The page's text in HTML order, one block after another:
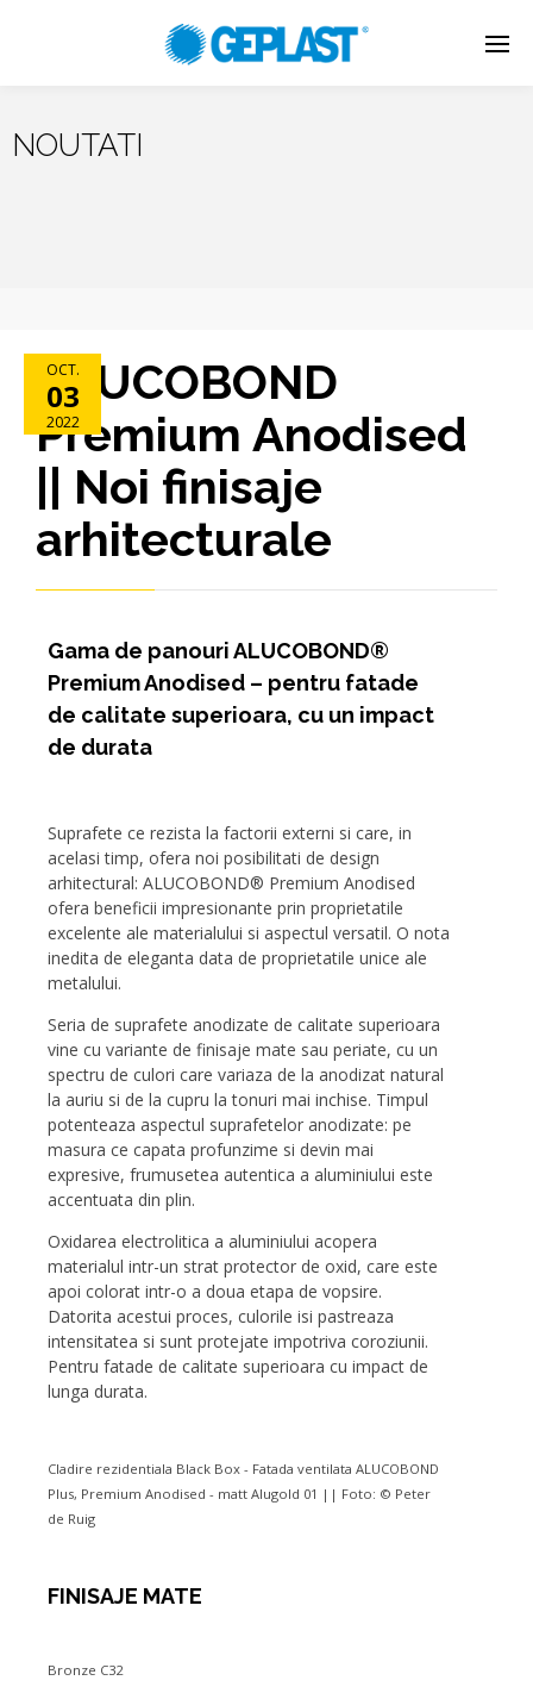
NOUTATI
OCT.
03
2022
ALUCOBOND
Premium Anodised
|| Noi finisaje
arhitecturale
Gama de panouri ALUCOBOND®
Premium Anodised – pentru fatade
de calitate superioara, cu un impact
de durata
Suprafete ce rezista la factorii externi si care, in
acelasi timp, ofera noi posibilitati de design
arhitectural: ALUCOBOND® Premium Anodised
ofera beneficii impresionante prin proprietatile
excelente ale materialului si aspectul versatil. O nota
inedita de eleganta data de proprietatile unice ale
metalului.
Seria de suprafete anodizate de calitate superioara
vine cu variante de finisaje mate sau periate, cu un
spectru de culori care variaza de la anodizat natural
la auriu si de la cupru la tonuri mai inchise. Timpul
potenteaza aspectul suprafetelor anodizate: pe
masura ce capata profunzime si devin mai
expresive, frumusetea autentica a aluminiului este
accentuata din plin.
Oxidarea electrolitica a aluminiului acopera
materialul intr-un strat protector de oxid, care este
apoi colorat intr-o a doua etapa de vopsire.
Datorita acestui proces, culorile isi pastreaza
intensitatea si sunt protejate impotriva coroziunii.
Pentru fatade de calitate superioara cu impact de
lunga durata.
Cladire rezidentiala Black Box - Fatada ventilata ALUCOBOND
Plus, Premium Anodised - matt Alugold 01 || Foto: © Peter
de Ruig
FINISAJE MATE
Bronze C32